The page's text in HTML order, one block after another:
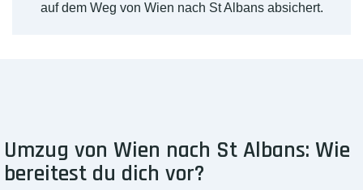
auf dem Weg von Wien nach St Albans absichert.
Umzug von Wien nach St Albans: Wie
bereitest du dich vor?